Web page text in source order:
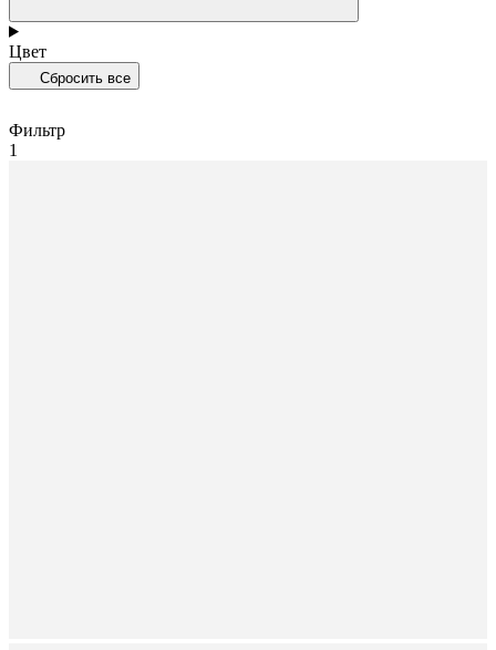
Цвет
Сбросить все
Фильтр
1